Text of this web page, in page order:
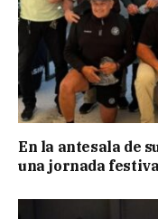
En la antesala de
una jornada festiva